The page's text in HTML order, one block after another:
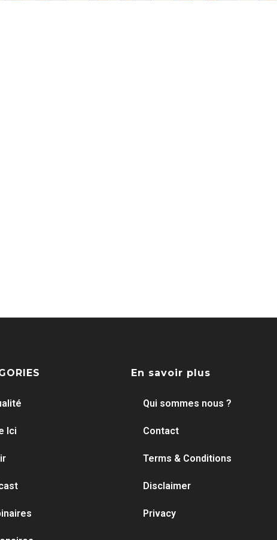
Ici
En savoir plus
Qui sommes nous ?
Contact
Terms & Conditions
Disclaimer
Privacy